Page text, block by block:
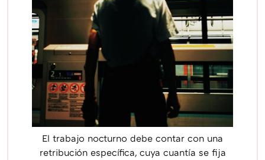
El trabajo nocturno debe contar con una
retribución específica, cuya cuantía se fija